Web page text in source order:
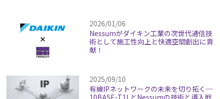
2026/01/06
Nessumがダイキン工業の次世代通信技
術として施工性向上と快適空間創出に貢
献！
2025/09/10
有線IPネットワークの未来を切り拓く─